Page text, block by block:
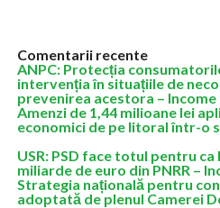
Comentarii recente
ANPC: Protecția
intervenția în situațiile de
prevenirea acestora – Income
Amenzi de 1,44 milioane lei
economici de pe litoral într-o
USR: PSD face totul pentru
miliarde de euro din PNRR –
Strategia națională pentru
adoptată de plenul Camerei